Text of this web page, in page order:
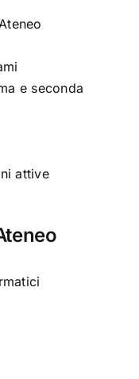
e seconda
attive